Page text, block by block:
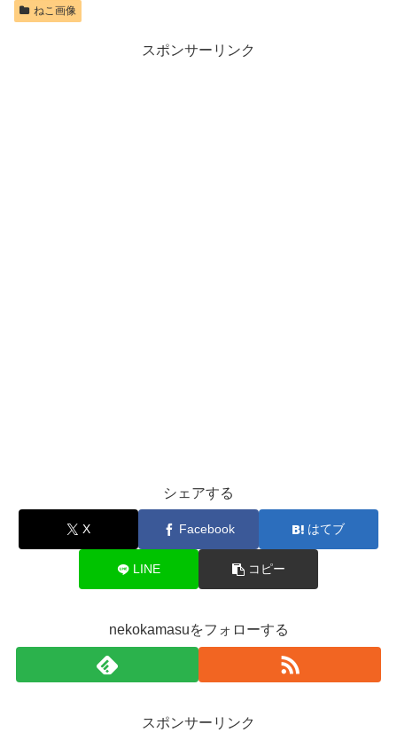
ねこ画像
スポンサーリンク
シェアする
X Facebook はてブ
LINE コピー
nekokamasuをフォローする
スポンサーリンク